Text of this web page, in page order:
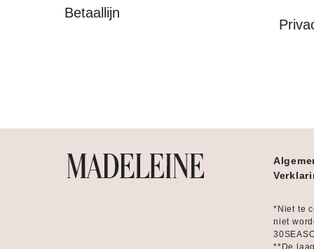
Betaallijn
*Niet te
niet
**De